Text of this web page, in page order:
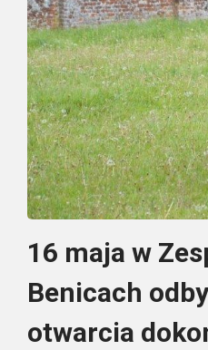
16 maja w
Benicach
otwarcia